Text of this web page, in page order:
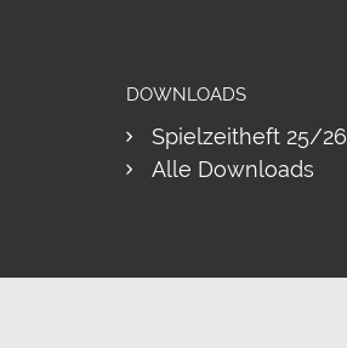
DOWNLOADS
Spielzeitheft 25/26
Alle Downloads